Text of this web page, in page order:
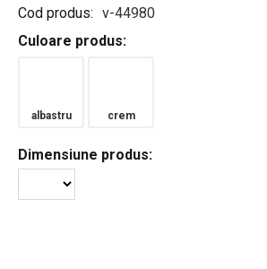
Cod produs: v-44980
Culoare produs:
albastru crem
Dimensiune produs: